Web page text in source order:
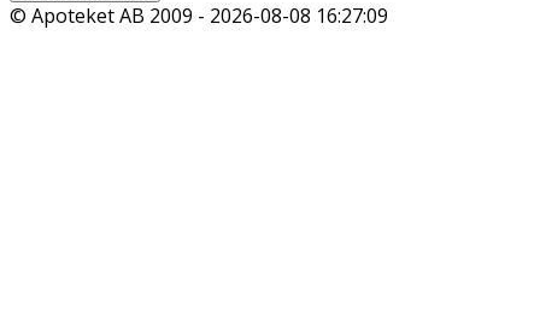
© Apoteket AB 2009 - 2026-08-08 16:27:09